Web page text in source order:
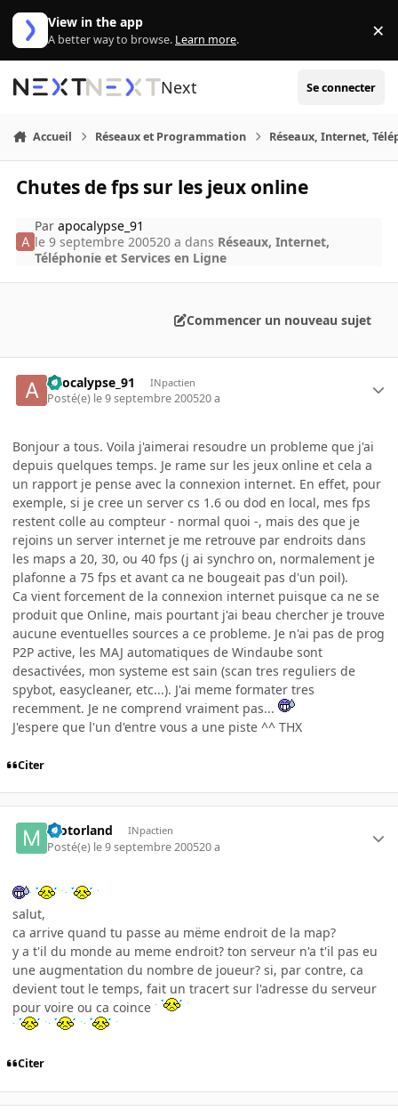
Aller au contenu
View in the app
A better way to browse. Learn more. ×
Next Se connecter
Accueil Réseaux et Programmation Réseaux, Internet,
Chutes de fps sur les jeux online
Parapocalypse_91
le 9 septembre 200520 a dans Réseaux, Internet,
Téléphonie et Services en Ligne
Commencer un nouveau sujet
apocalypse_91 INpactien
Posté(e) le 9 septembre 200520 a
Bonjour a tous. Voila j'aimerai resoudre un probleme que j'ai
depuis quelques temps. Je rame sur les jeux online et cela a
un rapport je pense avec la connexion internet. En effet, pour
exemple, si je cree un server cs 1.6 ou dod en local, mes fps
restent colle au compteur - normal quoi -, mais des que je
rejoins un server internet je me retrouve par endroits dans
les maps a 20, 30, ou 40 fps (j ai synchro on, normalement je
plafonne a 75 fps et avant ca ne bougeait pas d'un poil).
Ca vient forcement de la connexion internet puisque ca ne se
produit que Online, mais pourtant j'ai beau chercher je trouve
aucune eventuelles sources a ce probleme. Je n'ai pas de prog
P2P active, les MAJ automatiques de Windaube sont
desactivées, mon systeme est sain (scan tres reguliers de
spybot, easycleaner, etc...). J'ai meme formater tres
recemment. Je ne comprend vraiment pas...
J'espere que l'un d'entre vous a une piste ^^ THX
Citer
motorland INpactien
Posté(e) le 9 septembre 200520 a
salut,
ca arrive quand tu passe au mëme endroit de la map?
y a t'il du monde au meme endroit? ton serveur n'a t'il pas eu
une augmentation du nombre de joueur? si, par contre, ca
devient tout le temps, fait un tracert sur l'adresse du serveur
pour voire ou ca coince
Citer